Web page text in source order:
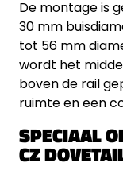
De montage is
30 mm
tot 56 mm
wordt het
boven de rail
ruimte en een
SPECIAAL
CZ